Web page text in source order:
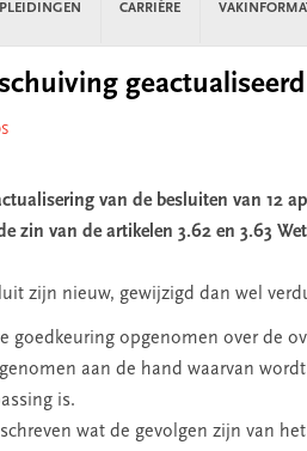
CARRIÈRE
geactualiseerd
van de besluiten van 12
zin van de artikelen 3.62 en 3.63
zijn nieuw, gewijzigd dan wel
goedkeuring opgenomen over de
aan de hand waarvan
is.
wat de gevolgen zijn van